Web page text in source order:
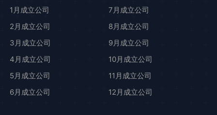
1月成立公司
2月成立公司
3月成立公司
4月成立公司
5月成立公司
6月成立公司
7月成立公司
8月成立公司
9月成立公司
10月成立公司
11月成立公司
12月成立公司